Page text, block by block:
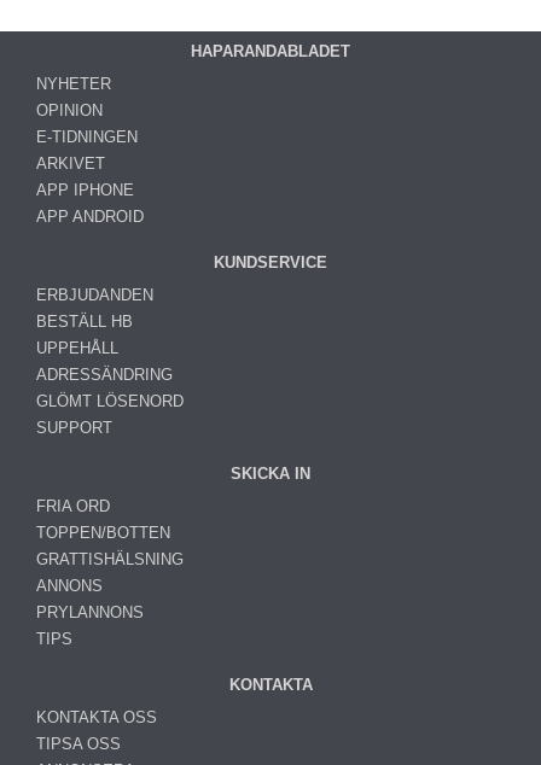
HAPARANDABLADET
NYHETER
OPINION
E-TIDNINGEN
ARKIVET
APP IPHONE
APP ANDROID
KUNDSERVICE
ERBJUDANDEN
BESTÄLL HB
UPPEHÅLL
ADRESSÄNDRING
GLÖMT LÖSENORD
SUPPORT
SKICKA IN
FRIA ORD
TOPPEN/BOTTEN
GRATTISHÄLSNING
ANNONS
PRYLANNONS
TIPS
KONTAKTA
KONTAKTA OSS
TIPSA OSS